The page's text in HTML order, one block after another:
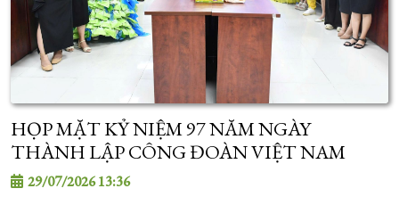
HỌP MẶT KỶ NIỆM 97 NĂM NGÀY
THÀNH LẬP CÔNG ĐOÀN VIỆT NAM
29/07/2026 13:36